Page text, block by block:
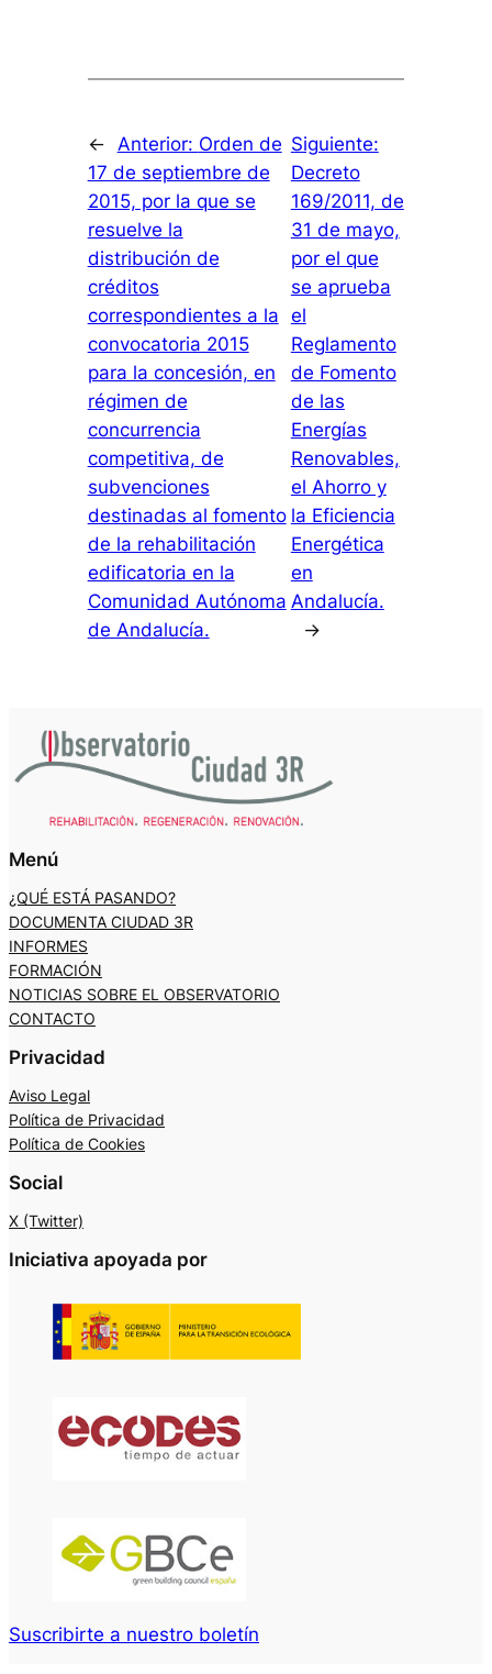
← Anterior: Orden de
17 de septiembre de
2015, por la que se
resuelve la
distribución de
créditos
correspondientes a la
convocatoria 2015
para la concesión, en
régimen de
concurrencia
competitiva, de
subvenciones
destinadas al fomento
de la rehabilitación
edificatoria en la
Comunidad Autónoma
de Andalucía.
Siguiente:
Decreto
169/2011, de
31 de mayo,
por el que
se aprueba
el
Reglamento
de Fomento
de las
Energías
Renovables,
el Ahorro y
la Eficiencia
Energética
en
Andalucía.
→
Menú
¿QUÉ ESTÁ PASANDO?
DOCUMENTA CIUDAD 3R
INFORMES
FORMACIÓN
NOTICIAS SOBRE EL OBSERVATORIO
CONTACTO
Privacidad
Aviso Legal
Política de Privacidad
Política de Cookies
Social
X (Twitter)
Iniciativa apoyada por
Suscribirte a nuestro boletín